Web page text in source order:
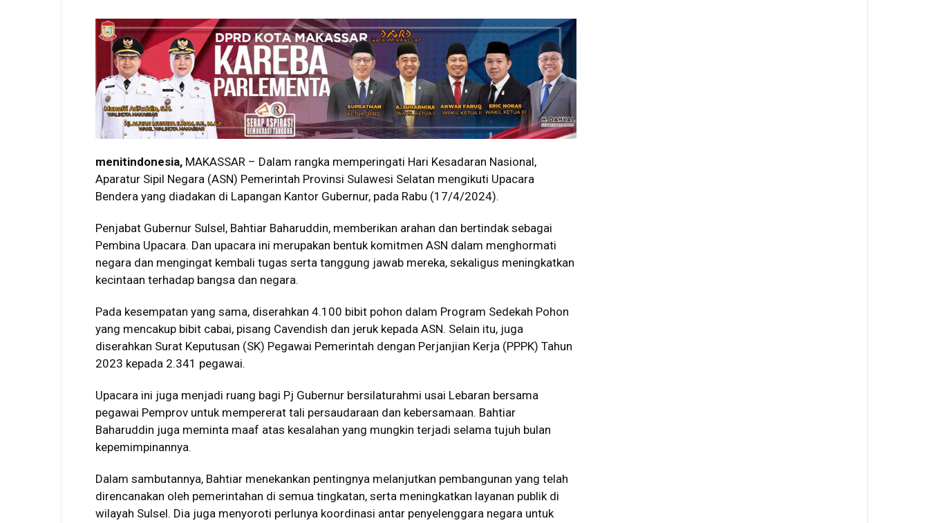
menitindonesia, MAKASSAR – Dalam rangka memperingati Hari Kesadaran Nasional,
Aparatur Sipil Negara (ASN) Pemerintah Provinsi Sulawesi Selatan mengikuti Upacara
Bendera yang diadakan di Lapangan Kantor Gubernur, pada Rabu (17/4/2024).
Penjabat Gubernur Sulsel, Bahtiar Baharuddin, memberikan arahan dan bertindak sebagai
Pembina Upacara. Dan upacara ini merupakan bentuk komitmen ASN dalam menghormati
negara dan mengingat kembali tugas serta tanggung jawab mereka, sekaligus meningkatkan
kecintaan terhadap bangsa dan negara.
Pada kesempatan yang sama, diserahkan 4.100 bibit pohon dalam Program Sedekah Pohon
yang mencakup bibit cabai, pisang Cavendish dan jeruk kepada ASN. Selain itu, juga
diserahkan Surat Keputusan (SK) Pegawai Pemerintah dengan Perjanjian Kerja (PPPK) Tahun
2023 kepada 2.341 pegawai.
Upacara ini juga menjadi ruang bagi Pj Gubernur bersilaturahmi usai Lebaran bersama
pegawai Pemprov untuk mempererat tali persaudaraan dan kebersamaan. Bahtiar
Baharuddin juga meminta maaf atas kesalahan yang mungkin terjadi selama tujuh bulan
kepemimpinannya.
Dalam sambutannya, Bahtiar menekankan pentingnya melanjutkan pembangunan yang telah
direncanakan oleh pemerintahan di semua tingkatan, serta meningkatkan layanan publik di
wilayah Sulsel. Dia juga menyoroti perlunya koordinasi antar penyelenggara negara untuk